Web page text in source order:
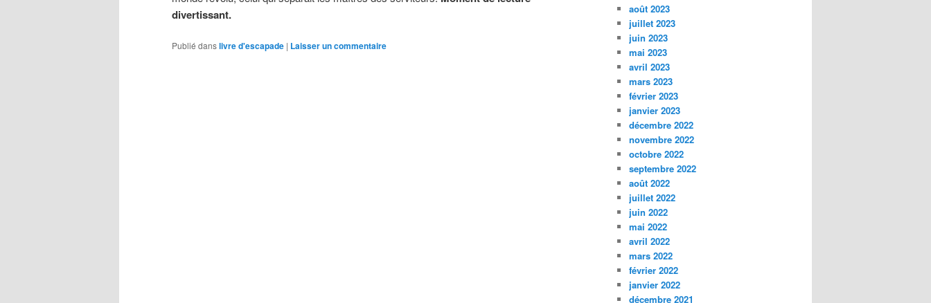
divertissant.
Publié danslivre d'escapade | Laisser un commentaire
août 2023
juillet 2023
juin 2023
mai 2023
avril 2023
mars 2023
février 2023
janvier 2023
décembre 2022
novembre 2022
octobre 2022
septembre 2022
août 2022
juillet 2022
juin 2022
mai 2022
avril 2022
mars 2022
février 2022
janvier 2022
décembre 2021